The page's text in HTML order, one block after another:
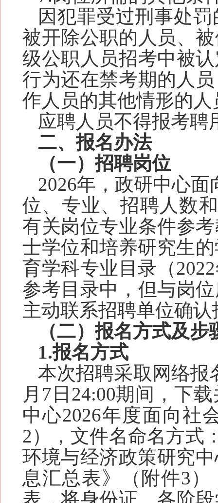
因犯罪受过刑事处
被开除公职的人员、
级公职人员招考中被
行为还在禁考期的人
作人员的其他情形的
应聘人员不得报考聘
二、报名办法
（一）招聘岗位
2026年，政研中心
位、专业、招聘人数
有关岗位专业条件参
士学位和培养研究生
育学科专业目录（
参考目录中，但与岗
主动联系招聘单位确
（二）报名方式及步
1.报名方式
本次招聘采取网络报
月7日24:00期间，下
中心2026年度面向社
2），文件名命名方式
环境与经济政策研究
息汇总表》（附件3